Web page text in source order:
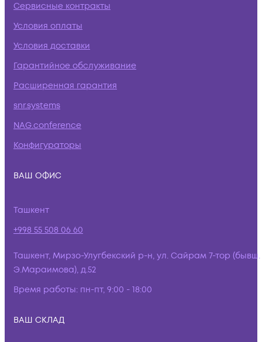
Сервисные контракты
Условия оплаты
Условия доставки
Гарантийное обслуживание
Расширенная гарантия
snr.systems
NAG.conference
Конфигураторы
ВАШ ОФИС
Ташкент
+998 55 508 06 60
Ташкент, Мирзо-Улугбекский р-н, ул. Сайрам 7-тор (бывш.
Э.Мараимова), д.52
Время работы: пн-пт, 9:00 - 18:00
ВАШ СКЛАД